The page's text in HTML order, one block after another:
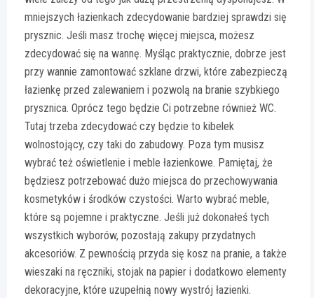
mniejszych łazienkach zdecydowanie bardziej sprawdzi się
prysznic. Jeśli masz trochę więcej miejsca, możesz
zdecydować się na wannę. Myśląc praktycznie, dobrze jest
przy wannie zamontować szklane drzwi, które zabezpieczą
łazienkę przed zalewaniem i pozwolą na branie szybkiego
prysznica. Oprócz tego będzie Ci potrzebne również WC.
Tutaj trzeba zdecydować czy będzie to kibelek
wolnostojący, czy taki do zabudowy. Poza tym musisz
wybrać też oświetlenie i meble łazienkowe. Pamiętaj, że
będziesz potrzebować dużo miejsca do przechowywania
kosmetyków i środków czystości. Warto wybrać meble,
które są pojemne i praktyczne. Jeśli już dokonałeś tych
wszystkich wyborów, pozostają zakupy przydatnych
akcesoriów. Z pewnością przyda się kosz na pranie, a także
wieszaki na ręczniki, stojak na papier i dodatkowo elementy
dekoracyjne, które uzupełnią nowy wystrój łazienki.